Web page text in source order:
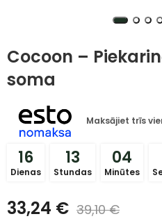
Cocoon –
soma
Maksājiet trīs
16
Dienas
13
Stundas
04
Minūtes
33,24 € 39,10€